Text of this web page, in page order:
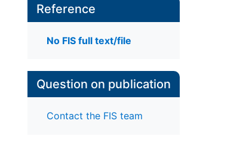
Reference
No FIS full text/file
Question on publication
Contact the FIS team